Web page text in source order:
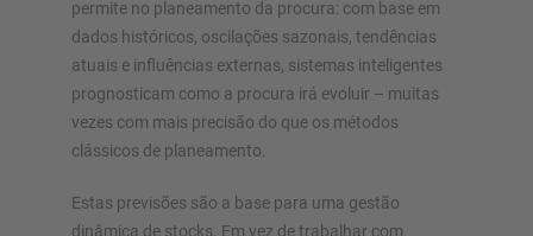
permite no planeamento da procura: com base em
dados históricos, oscilações sazonais, tendências
atuais e influências externas, sistemas inteligentes
prognosticam como a procura irá evoluir – muitas
vezes com mais precisão do que os métodos
clássicos de planeamento.
Estas previsões são a base para uma gestão
dinâmica de stocks. Em vez de trabalhar com